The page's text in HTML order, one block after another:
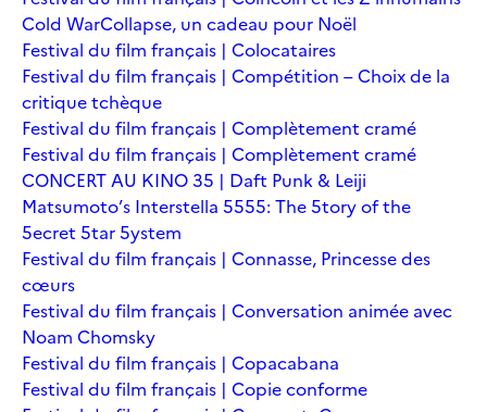
Cold WarCollapse, un cadeau pour Noël
Festival du film français | Colocataires
Festival du film français | Compétition – Choix de la
critique tchèque
Festival du film français | Complètement cramé
Festival du film français | Complètement cramé
CONCERT AU KINO 35 | Daft Punk & Leiji
Matsumoto’s Interstella 5555: The 5tory of the
5ecret 5tar 5ystem
Festival du film français | Connasse, Princesse des
cœurs
Festival du film français | Conversation animée avec
Noam Chomsky
Festival du film français | Copacabana
Festival du film français | Copie conforme